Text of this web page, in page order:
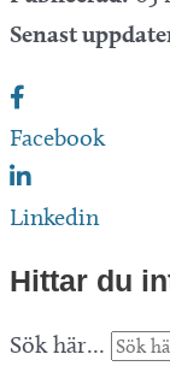
Senast
Facebook
Linkedin
Hittar du
Sök här...